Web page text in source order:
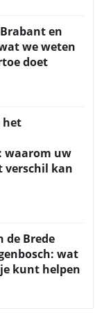
en
we weten
doet
het
waarom uw
kan
de Brede
wat
kunt helpen